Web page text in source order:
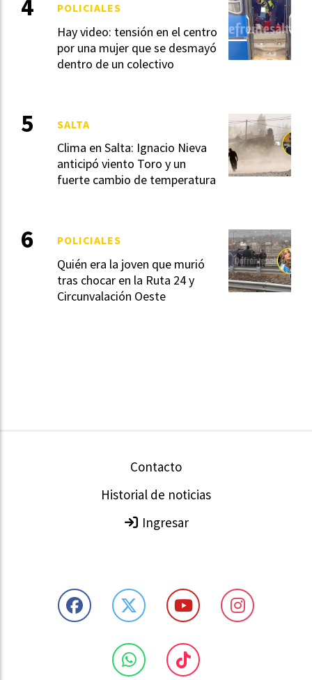
Hay video: tensión en el centro
por una mujer que se desmayó
dentro de un colectivo
POLICIALES
Clima en Salta: Ignacio Nieva
anticipó viento Toro y un
fuerte cambio de temperatura
SALTA
Quién era la joven que murió
tras chocar en la Ruta 24 y
Circunvalación Oeste
POLICIALES
Contacto
Historial de noticias
Ingresar